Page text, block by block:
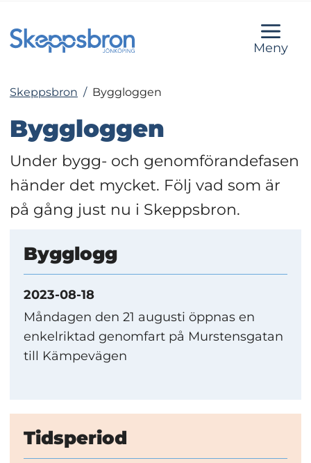
Meny
Skeppsbron / Byggloggen
Byggloggen
Under bygg- och genomförandefasen
händer det mycket. Följ vad som är
på gång just nu i Skeppsbron.
Bygglogg
2023-08-18
Måndagen den 21 augusti öppnas en
enkelriktad genomfart på Murstensgatan
till Kämpevägen
Tidsperiod